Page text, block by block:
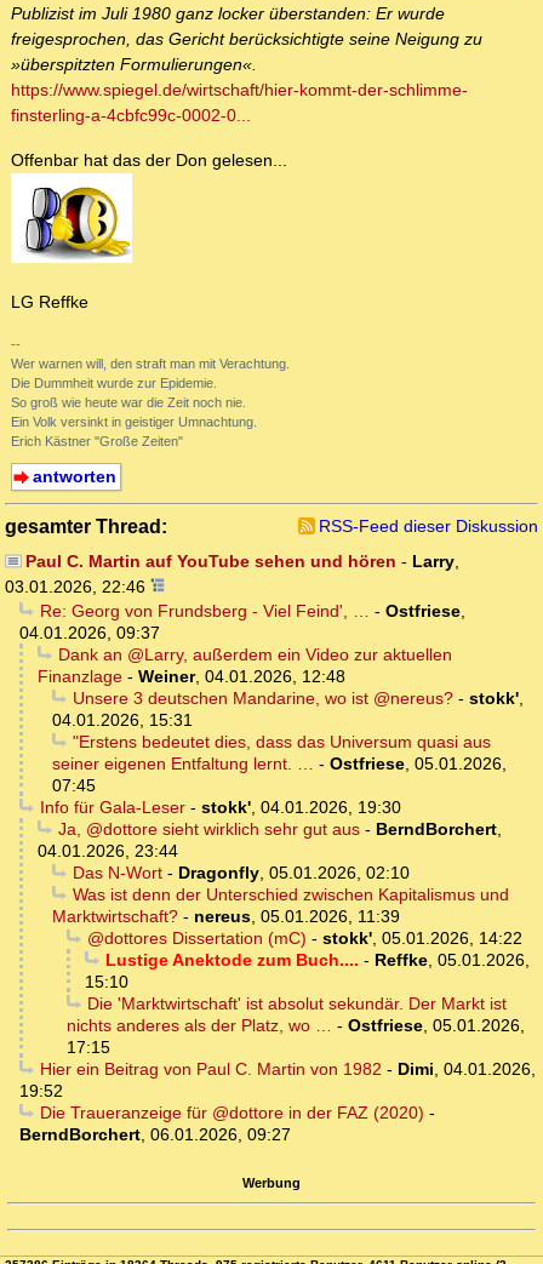
Publizist im Juli 1980 ganz locker überstanden: Er wurde
freigesprochen, das Gericht berücksichtigte seine Neigung zu
»überspitzten Formulierungen«.
https://www.spiegel.de/wirtschaft/hier-kommt-der-schlimme-
finsterling-a-4cbfc99c-0002-0...
Offenbar hat das der Don gelesen...
LG Reffke
--
Wer warnen will, den straft man mit Verachtung.
Die Dummheit wurde zur Epidemie.
So groß wie heute war die Zeit noch nie.
Ein Volk versinkt in geistiger Umnachtung.
Erich Kästner "Große Zeiten"
antworten
gesamter Thread:
RSS-Feed dieser Diskussion
Paul C. Martin auf YouTube sehen und hören - Larry,
03.01.2026, 22:46
Re: Georg von Frundsberg - Viel Feind', … - Ostfriese,
04.01.2026, 09:37
Dank an @Larry, außerdem ein Video zur aktuellen
Finanzlage - Weiner, 04.01.2026, 12:48
Unsere 3 deutschen Mandarine, wo ist @nereus?- stokk',
04.01.2026, 15:31
"Erstens bedeutet dies, dass das Universum quasi aus
seiner eigenen Entfaltung lernt. … - Ostfriese, 05.01.2026,
07:45
Info für Gala-Leser- stokk', 04.01.2026, 19:30
Ja, @dottore sieht wirklich sehr gut aus- BerndBorchert,
04.01.2026, 23:44
Das N-Wort- Dragonfly, 05.01.2026, 02:10
Was ist denn der Unterschied zwischen Kapitalismus und
Marktwirtschaft? - nereus, 05.01.2026, 11:39
@dottores Dissertation (mC) - stokk', 05.01.2026, 14:22
Lustige Anektode zum Buch.... - Reffke, 05.01.2026,
15:10
Die 'Marktwirtschaft' ist absolut sekundär. Der Markt ist
nichts anderes als der Platz, wo … - Ostfriese, 05.01.2026,
17:15
Hier ein Beitrag von Paul C. Martin von 1982 - Dimi, 04.01.2026,
19:52
Die Traueranzeige für @dottore in der FAZ (2020) -
BerndBorchert, 06.01.2026, 09:27
Werbung